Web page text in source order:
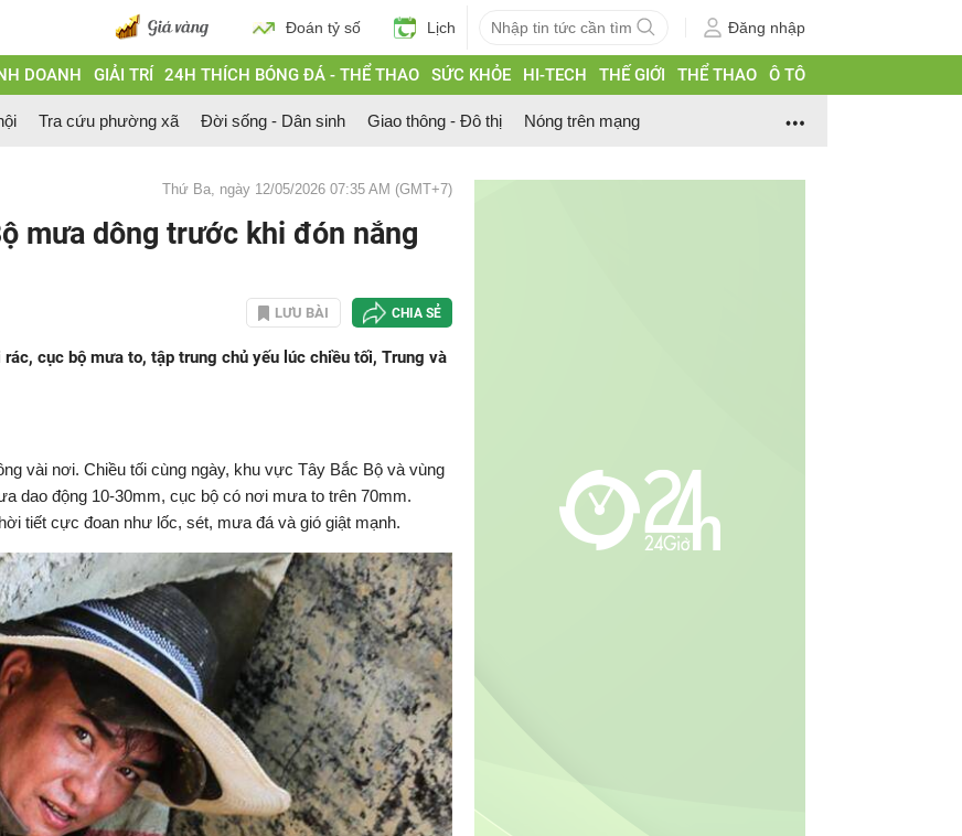
Đoán tỷ số Lịch Đăng nhập
DOANH GIẢI TRÍ 24H THÍCH BÓNG ĐÁ - THỂ THAO SỨC KHỎE HI-TECH THẾ GIỚI THỂ THAO Ô TÔ
Tra cứu phường xã Đời sống - Dân sinh Giao thông - Đô thị Nóng trên mạng
Thứ Ba, ngày 12/05/2026 07:35 AM (GMT+7)
mưa dông trước khi đón nắng
LƯU BÀI CHIA SẺ
cục bộ mưa to, tập trung chủ yếu lúc chiều tối, Trung và
vài nơi. Chiều tối cùng ngày, khu vực Tây Bắc Bộ và vùng
dao động 10-30mm, cục bộ có nơi mưa to trên 70mm.
tiết cực đoan như lốc, sét, mưa đá và gió giật mạnh.